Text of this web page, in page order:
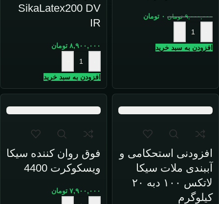
۹,۰۰۰,۰۰۰ تومان ۰ تومان
افزودن به سبد خرید
SikaLatex200 DV
IR
۸,۹۰۰,۰۰۰ تومان
افزودن به سبد خرید
افزودنی استحکامی و
آببندی ملات سیکا
لاتکس ۱۰۰ دبه ۲۰
کیلوگرم
فوق روان کننده سیکا
ویسکوکرت 4400
۷,۹۰۰,۰۰۰ تومان